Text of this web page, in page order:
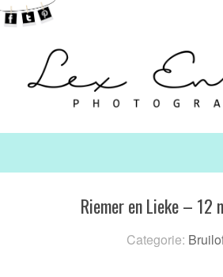
Riemer en Lieke – 12
Categorie: